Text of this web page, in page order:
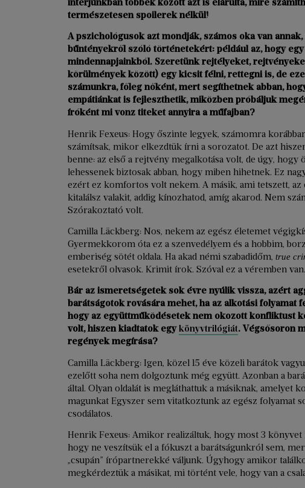
interjúnkban többek között azt is elárulta, mire
természetesen spoilerek nélkül!
A pszichológusok azt mondják, számos oka van
bűntényekről szóló történetekért: például az, hogy
mindennapjainkból. Szeretünk rejtélyeket,
körülmények között) egy kicsit félni, rettegni is, de
számunkra, főleg nőként, mert segíthetnek abban,
empátiánkat is fejleszthetik, miközben próbáljuk
íróként mi vonz titeket annyira a műfajban?
Henrik Fexeus: Hogy őszinte legyek, számomra
számítsak, mikor elkezdtük írni a sorozatot. De azt
benne: az első a rejtvény megalkotása volt, de úgy, hogy
lehessenek biztosak abban, hogy miben hihetnek. Ez
ezért ez komfortos volt nekem. A másik, ami tetszett,
kitalálsz valakit, addig kínozhatod, amíg akarod. Nem
Szórakoztató volt.
Camilla Läckberg: Nos, nekem az egész életemet
Gyermekkorom óta ez a szenvedélyem és a hobbim,
emberiség sötét oldala. Ha akad némi szabadidőm, true
esetekről olvasok. Krimit írok. Szóval ez a véremben van.
Bár az ismeretségetek sok évre nyúlik vissza, azért
barátságotok rovására mehet, ha az alkotási folyamat
hogy az együttműködésetek nem okozott konfliktust
volt, hiszen kiadtatok egykönyvtrilógiát. Végsősoron
regények megírása?
Camilla Läckberg: Igen, közel 15 éve közeli barátok
ezelőtt soha nem dolgoztunk még együtt. Azonban a
által. Olyan oldalát is megláthattuk a másiknak, amelyet
magunkat Egyszer sem vitatkoztunk az egész folyamat
csodálatos.
Henrik Fexeus: Amikor realizáltuk, hogy most 3
hogy ne veszítsük el a fókuszt a barátságunkról sem,
„csupán” írópartnerekké váljunk. Úgyhogy amikor
megkérdeztük a másikat, mi történt vele, hogy van a